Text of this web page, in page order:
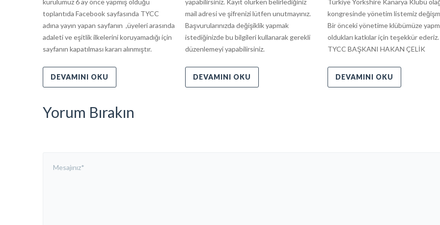
kurulumuz 6 ay önce yapmış olduğu
toplantıda Facebook sayfasında TYCC
adına yayın yapan sayfanın ,üyeleri arasında
adaleti ve eşitlik ilkelerini koruyamadığı için
sayfanın kapatılması kararı alınmıştır.
DEVAMINI OKU
yapabilirsiniz. Kayıt olurken belirlediğiniz
mail adresi ve şifrenizi lütfen unutmayınız.
Başvurularınızda değişiklik yapmak
istediğinizde bu bilgileri kullanarak gerekli
düzenlemeyi yapabilirsiniz.
DEVAMINI OKU
Türkiye Yorkshire Kanarya Klubü
kongresinde yönetim listemiz
Bir önceki yönetime klübümüze
oldukları katkılar için teşekkür ederiz.
TYCC BAŞKANI HAKAN ÇELİK
DEVAMINI OKU
Yorum Bırakın